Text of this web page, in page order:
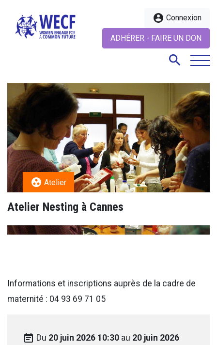
account_circle Connexion
ADHÉRER - FAIRE UN DON
search
search
group_work Atelier
Atelier Nesting à Cannes
Informations et inscriptions auprès de la cadre de
maternité : 04 93 69 71 05
event_note Du 20 juin 2026 10:30 au 20 juin 2026